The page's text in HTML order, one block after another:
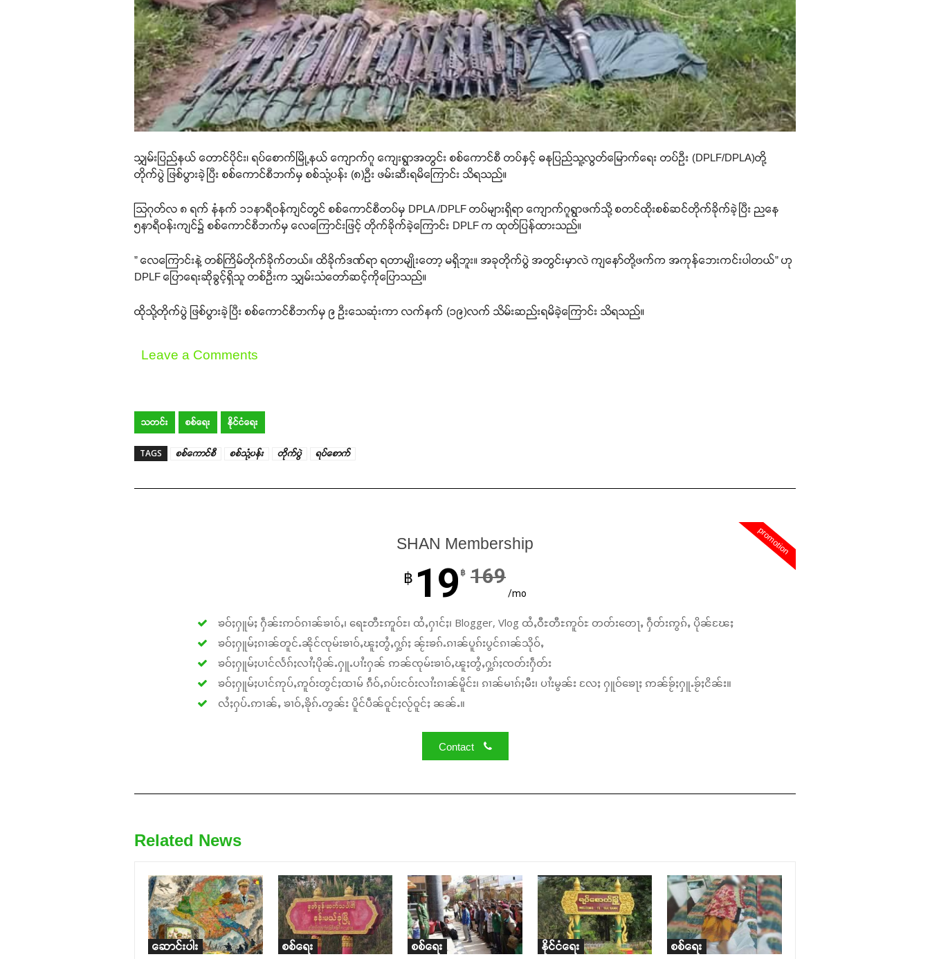
သျှမ်းပြည်နယ် တောင်ပိုင်း၊ ရပ်စောက်မြို့နယ် ကျောက်ဂူ ကျေးရွာအတွင်း စစ်ကောင်စီ တပ်နှင့် ဓနုပြည်သူ့လွတ်မြောက်ရေး တပ်ဦး (DPLF/DPLA)တို့
တိုက်ပွဲ ဖြစ်ပွားခဲ့ပြီး စစ်ကောင်စီဘက်မှ စစ်သုံ့ပန်း (၈)ဦး ဖမ်းဆီးရမိကြောင်း သိရသည်။
သြဂုတ်လ ၈ ရက် နံနက် ၁၁နာရီဝန်ကျင်တွင် စစ်ကောင်စီတပ်မှ DPLA /DPLF တပ်များရှိရာ ကျောက်ဂူရွာဖက်သို့ စတင်ထိုးစစ်ဆင်တိုက်ခိုက်ခဲ့ပြီး ညနေ
၅နာရီဝန်းကျင်၌ စစ်ကောင်စီဘက်မှ လေကြောင်းဖြင့် တိုက်ခိုက်ခဲ့ကြောင်း DPLF က ထုတ်ပြန်ထားသည်။
” လေကြောင်းနဲ့ တစ်ကြိမ်တိုက်ခိုက်တယ်။ ထိခိုက်ဒဏ်ရာ ရတာမျိုးတော့ မရှိဘူး။ အခုတိုက်ပွဲ အတွင်းမှာလဲ ကျနော်တို့ဖက်က အကုန်ဘေးကင်းပါတယ်” ဟု
DPLF ပြောရေးဆိုခွင့်ရှိသူ တစ်ဦးက သျှမ်းသံတော်ဆင့်ကိုပြောသည်။
ထိုသို့တိုက်ပွဲ ဖြစ်ပွားခဲ့ပြီး စစ်ကောင်စီဘက်မှ ၉ ဦးသေဆုံးကာ လက်နက် (၁၉)လက် သိမ်းဆည်းရမိခဲ့ကြောင်း သိရသည်။
Leave a Comments
သတင်း စစ်ရေး နိုင်ငံရေး
TAGS စစ်ကောင်စီ စစ်သုံ့ပန်း တိုက်ပွဲ ရပ်စောက်
promotion
SHAN Membership
฿ 19 ฿ 169
/mo
ၶဝ်ႈႁူမ်ႈ ႁဵၼ်းဢဝ်ၵၢၼ်ၶၢဝ်ႇ၊ ရေႊတီႊဢူဝ်ႊ၊ ထႆႇႁၢင်ႈ၊ Blogger, Vlog ထႆႇဝီႊတီႊဢူဝ်ႊ တတ်းတေႃႇ ႁဵတ်းဢွၵ်ႇ ပိုၼ်ၽႄႈ
ၶဝ်ႈႁူမ်ႈၵၢၼ်တူင်ႉၼိုင်ၸုမ်းၶၢဝ်ႇၽူႈတွႆႇႁွၵ်ႈ ၼႂ်းၶၵ်ႉၵၢၼ်ပူၵ်းပွင်ၵၢၼ်သိုဝ်ႇ
ၶဝ်ႈႁူမ်ႈပၢင်လႅၵ်ႈလၢႆႈပိုၼ်ႉႁူႉပၢႆးႁၼ် ဢၼ်ၸုမ်းၶၢဝ်ႇၽူႈတွႆႇႁွၵ်ႈၸတ်းႁဵတ်း
ၶဝ်ႈႁူမ်ႈပၢင်ဢုပ်ႇဢူဝ်းတွင်ႈထၢမ် ၵဵဝ်ႇၵပ်းငဝ်းလၢႆးၵၢၼ်မိူင်း၊ ၵၢၼ်မၢၵ်ႈမီး၊ ပၢႆးမွၼ်း လႄႈ ႁူဝ်ၶေႃႈ ဢၼ်ၶႂ်ႈႁူႉၶႂ်ႈငိၼ်း။
လႆႈႁပ်ႉဢၢၼ်ႇ ၶၢဝ်ႇၶိုၵ်ႉတွၼ်း ပိူင်ပဵၼ်ဝူင်ႈလႂ်ဝူင်ႈ ၼၼ်ႉ။
Contact
Related News
ဆောင်းပါး
စစ်ရေး
စစ်ရေး
နိုင်ငံရေး
စစ်ရေး